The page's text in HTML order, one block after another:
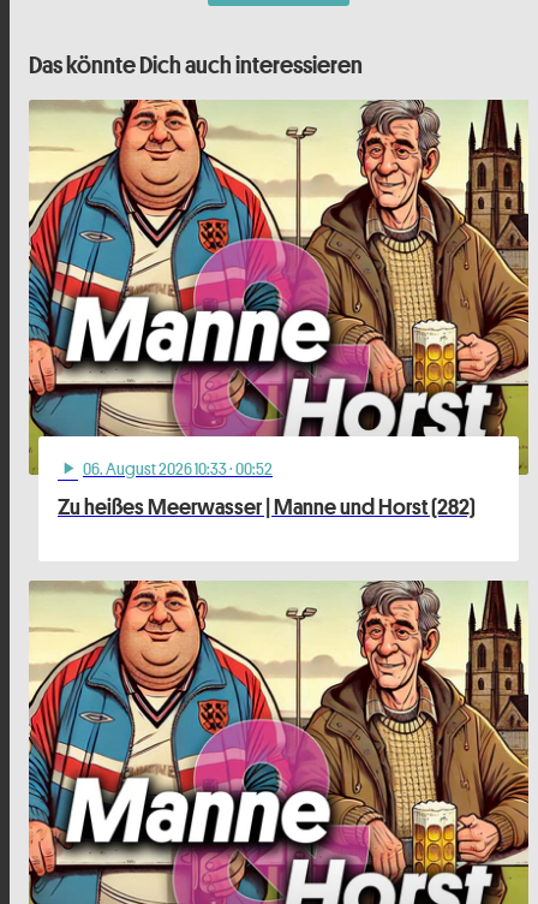
Das könnte Dich auch interessieren
play_arrow 06. August 2026 10:33· 00:52
Zu heißes Meerwasser | Manne und Horst (282)